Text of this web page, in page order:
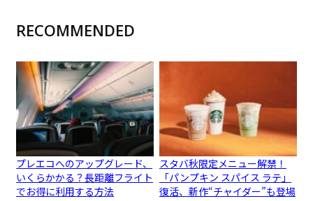
RECOMMENDED
プレエコへのアップグレード、
いくらかかる？長距離フライト
でお得に利用する方法
スタバ秋限定メニュー解禁！
「パンプキン スパイス ラテ」
復活、新作“チャイダー”も登場